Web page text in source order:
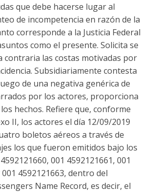
que debe hacerse lugar al
de incompetencia en razón de la
corresponde a la Justicia Federal
como el presente. Solicita se
contraria las costas motivadas por
Subsidiariamente contesta
de una negativa genérica de
por los actores, proporciona
hechos. Refiere que, conforme
II, los actores el día 12/09/2019
boletos aéreos a través de
los que fueron emitidos bajo los
001 4592121661, 001
001 4592121663, dentro del
Name Record, es decir, el